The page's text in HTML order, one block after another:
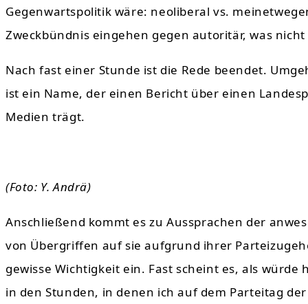
Gegenwartspolitik wäre: neoliberal vs.
Zweckbündnis eingehen gegen autoritär, was
Nach fast einer Stunde ist die Rede beendet.
ist ein Name, der einen Bericht über einen
Medien trägt.
(Foto: Y. Andrä)
Anschließend kommt es zu Aussprachen der
von Übergriffen auf sie aufgrund ihrer
gewisse Wichtigkeit ein. Fast scheint es, als
in den Stunden, in denen ich auf dem Parteitag